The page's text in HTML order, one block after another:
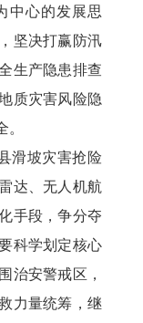
中心的发展思
坚决打赢防汛
生产隐患排查
质灾害风险隐
滑坡灾害抢险
达、无人机航
手段，争分夺
科学划定核心
治安警戒区，
力量统筹，继